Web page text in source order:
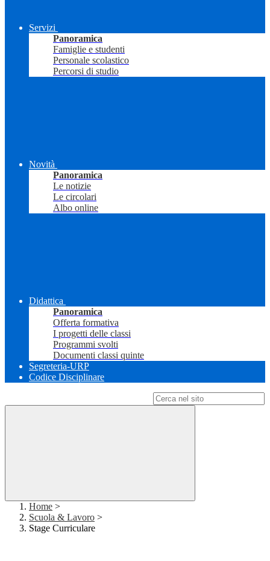
Servizi
Panoramica
Famiglie e studenti
Personale scolastico
Percorsi di studio
Novità
Panoramica
Le notizie
Le circolari
Albo online
Didattica
Panoramica
Offerta formativa
I progetti delle classi
Programmi svolti
Documenti classi quinte
Segreteria-URP
Codice Disciplinare
Home >
Scuola & Lavoro >
Stage Curriculare